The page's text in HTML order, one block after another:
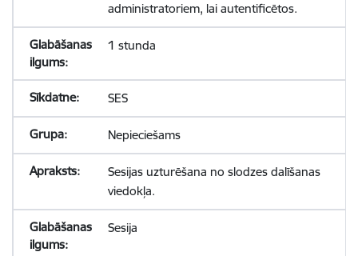
administratoriem, lai autentificētos.
1 stunda
SES
Nepieciešams
Sesijas uzturēšana no slodzes dalīšanas
viedokļa.
Sesija